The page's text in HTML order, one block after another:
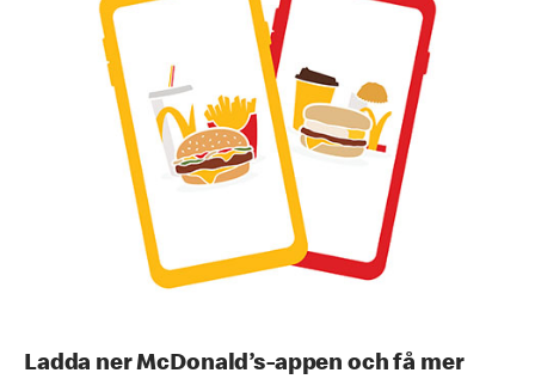
Ladda ner McDonald’s-appen och få mer